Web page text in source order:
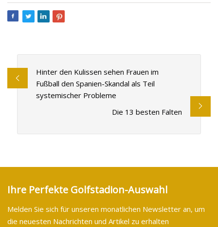
Hinter den Kulissen sehen Frauen im
Fußball den Spanien-Skandal als Teil
systemischer Probleme
Die 13 besten Falten
Ihre Perfekte Golfstadion-Auswahl
Melden Sie sich für unseren monatlichen Newsletter an, um
die neuesten Nachrichten und Artikel zu erhalten